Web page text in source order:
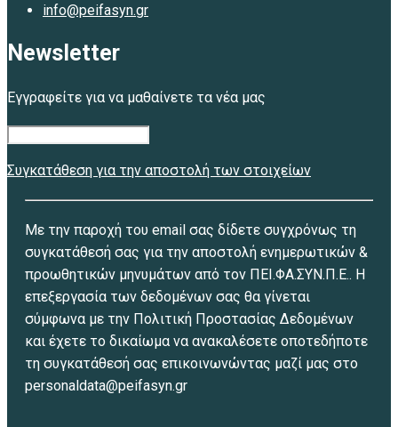
info@peifasyn.gr
Newsletter
Εγγραφείτε για να μαθαίνετε τα νέα μας
Συγκατάθεση για την αποστολή των στοιχείων
Με την παροχή του email σας δίδετε συγχρόνως τη
συγκατάθεσή σας για την αποστολή ενημερωτικών &
προωθητικών μηνυμάτων από τον ΠΕΙ.ΦΑ.ΣΥΝ.Π.Ε.. Η
επεξεργασία των δεδομένων σας θα γίνεται
σύμφωνα με την Πολιτική Προστασίας Δεδομένων
και έχετε το δικαίωμα να ανακαλέσετε οποτεδήποτε
τη συγκατάθεσή σας επικοινωνώντας μαζί μας στο
personaldata@peifasyn.gr